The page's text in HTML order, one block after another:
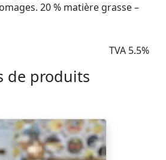
20 % matière grasse –
TVA 5.5%
de produits